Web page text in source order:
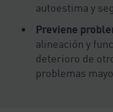
autoestima y
Previene
alineación y
deterioro de
problemas